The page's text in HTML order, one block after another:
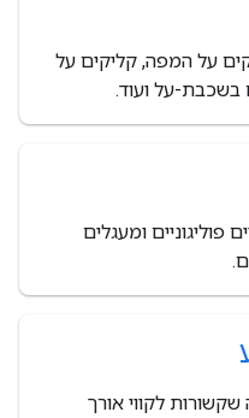
על המפה, קליקים על
בשכבת-על ועוד.
פוליגוניים ומעגלים
לקווי אורך